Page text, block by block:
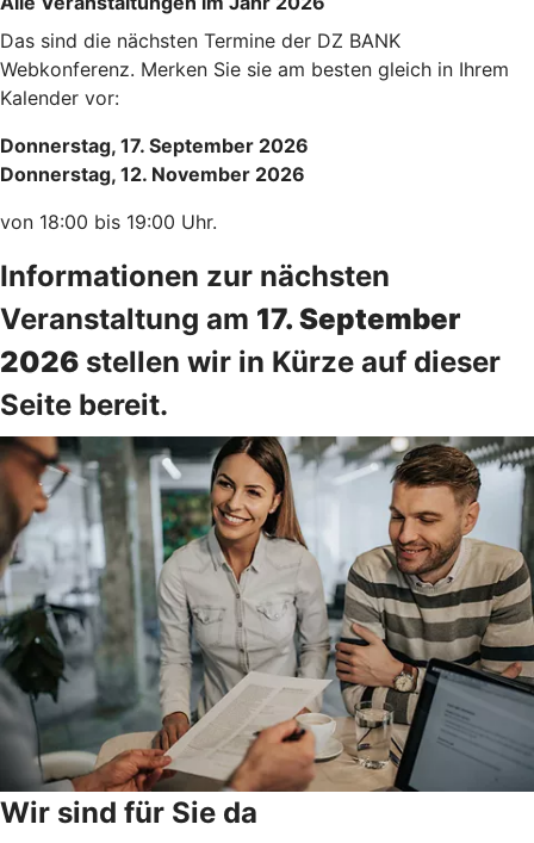
Das sind die nächsten Termine der DZ BANK
Webkonferenz. Merken Sie sie am besten gleich in Ihrem
Kalender vor:
Donnerstag, 17. September 2026
Donnerstag, 12. November 2026
von 18:00 bis 19:00 Uhr.
Informationen zur nächsten
Veranstaltung am 17. September
2026 stellen wir in Kürze auf dieser
Seite bereit.
Wir sind für Sie da